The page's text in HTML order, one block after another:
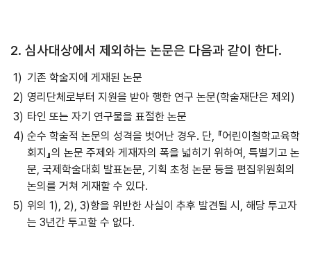
2. 심사대상에서 제외하는 논문은 다음과 같이 한다.
기존 학술지에 게재된 논문
영리단체로부터 지원을 받아 행한 연구 논문(학술재단은 제외)
타인 또는 자기 연구물을 표절한 논문
순수 학술적 논문의 성격을 벗어난 경우. 단, 『어린이철학교육학
회지』의 논문 주제와 게재자의 폭을 넓히기 위하여, 특별기고 논
문, 국제학술대회 발표논문, 기획 초청 논문 등을 편집위원회의
논의를 거쳐 게재할 수 있다.
위의 1), 2), 3)항을 위반한 사실이 추후 발견될 시, 해당 투고자
는 3년간 투고할 수 없다.